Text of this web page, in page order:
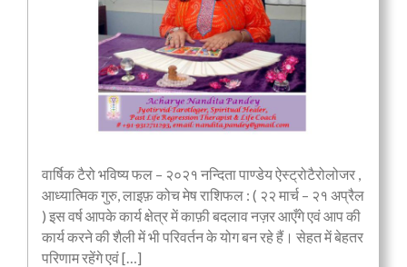
वार्षिक टैरो भविष्य फल – २०२१ नन्दिता पाण्डेय ऐस्ट्रोटैरोलोजर ,
आध्यात्मिक गुरु, लाइफ़ कोच मेष राशिफल : ( २२ मार्च – २१ अप्रैल
) इस वर्ष आपके कार्य क्षेत्र में काफ़ी बदलाव नज़र आएँगे एवं आप की
कार्य करने की शैली में भी परिवर्तन के योग बन रहे हैं। सेहत में बेहतर
परिणाम रहेंगे एवं […]